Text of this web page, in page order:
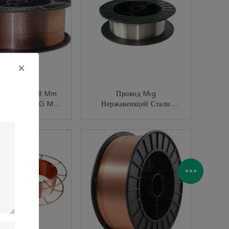
Заварки 0,8 Mm
ER80S-G Mig
Провод Mig
Нержавеющей Стали
AWS A5.9 ER310 5kg